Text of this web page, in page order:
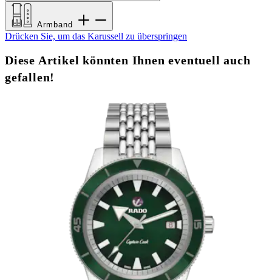
Armband
Drücken Sie, um das Karussell zu überspringen
Diese Artikel könnten Ihnen eventuell auch
gefallen!